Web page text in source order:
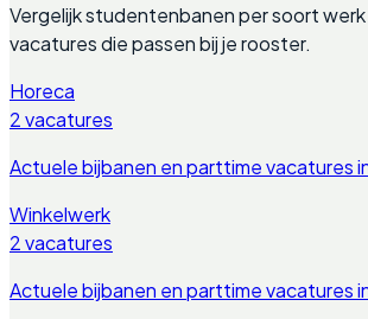
Vergelijk studentenbanen per soort werk
vacatures die passen bij je rooster.
Horeca
2vacatures
Actuele bijbanen en parttime vacatures
Winkelwerk
2vacatures
Actuele bijbanen en parttime vacatures